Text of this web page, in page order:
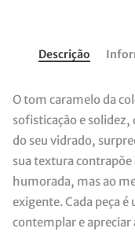
Descrição
O tom caramelo da
sofisticação e solidez,
do seu vidrado,
sua textura
humorada, mas ao
exigente. Cada peça
contemplar e apreciar